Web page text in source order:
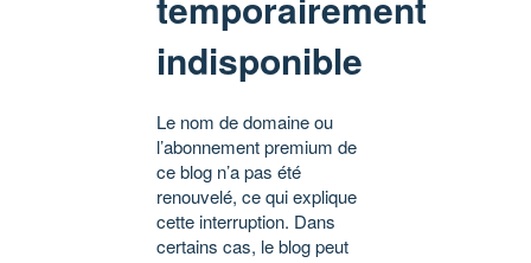
indisponible
Le nom de domaine ou
l’abonnement premium de
ce blog n’a pas été
renouvelé, ce qui explique
cette interruption. Dans
certains cas, le blog peut